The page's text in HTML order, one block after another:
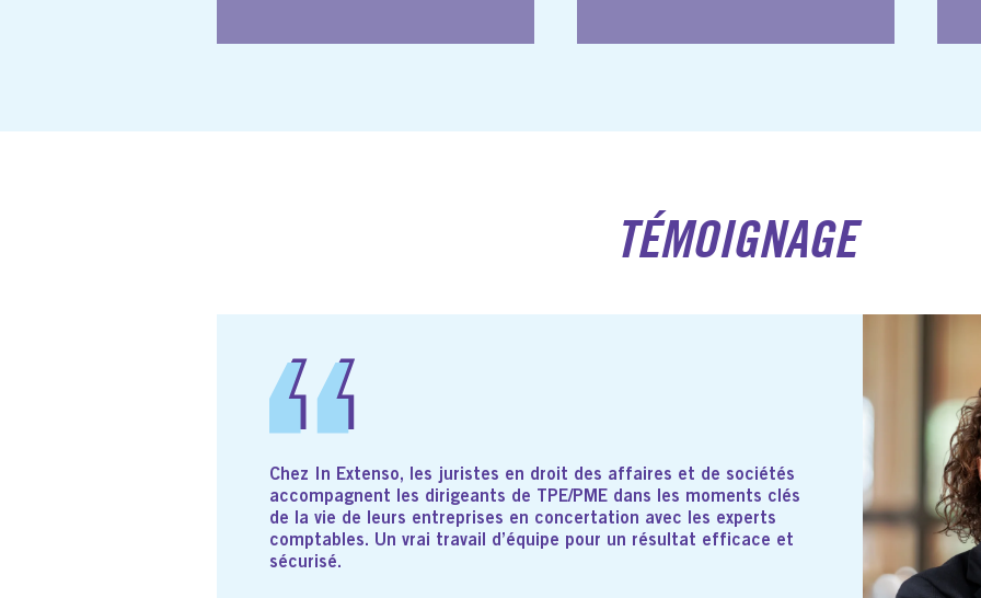
TÉMOIGNAGE
Chez In Extenso, les juristes en droit des affaires et de sociétés
accompagnent les dirigeants de TPE/PME dans les moments clés
de la vie de leurs entreprises en concertation avec les experts
comptables. Un vrai travail d’équipe pour un résultat efficace et
sécurisé.